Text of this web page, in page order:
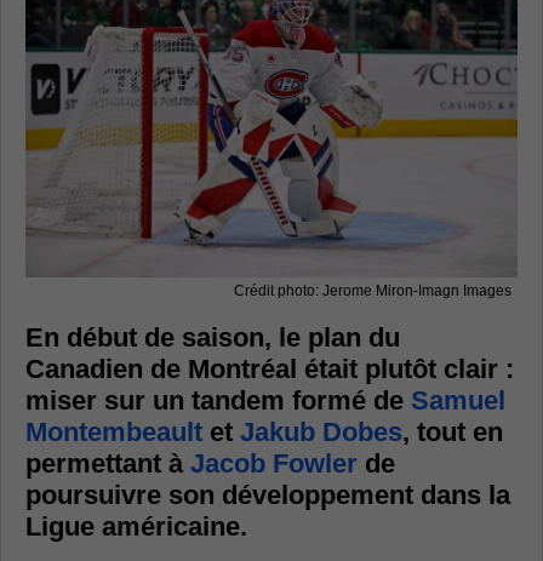
Crédit photo: Jerome Miron-Imagn Images
En début de saison, le plan du
Canadien de Montréal était plutôt clair :
miser sur un tandem formé de Samuel
Montembeault et Jakub Dobes, tout en
permettant à Jacob Fowler de
poursuivre son développement dans la
Ligue américaine.